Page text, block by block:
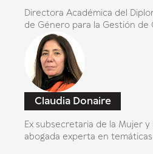
Directora Académica del
de Género para la Gestión de
Claudia Donaire
Ex subsecretaria de la Mujer
abogada experta en